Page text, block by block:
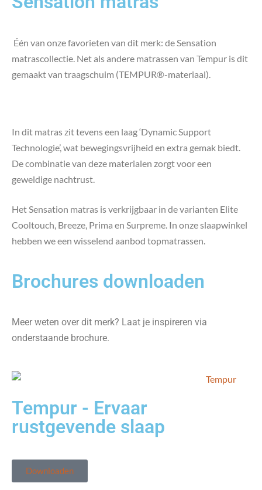
Één van onze favorieten van dit merk: de Sensation
matrascollectie. Net als andere matrassen van Tempur is dit
gemaakt van traagschuim (TEMPUR®-materiaal).
In dit matras zit tevens een laag ‘Dynamic Support
Technologie’, wat bewegingsvrijheid en extra gemak biedt.
De combinatie van deze materialen zorgt voor een
geweldige nachtrust.
Het Sensation matras is verkrijgbaar in de varianten Elite
Cooltouch, Breeze, Prima en Surpreme. In onze slaapwinkel
hebben we een wisselend aanbod topmatrassen.
Brochures downloaden
Meer weten over dit merk? Laat je inspireren via
onderstaande brochure.
Tempur - Ervaar
rustgevende slaap
Downloaden